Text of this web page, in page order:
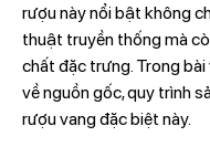
rượu này nổi bật không
thuật truyền thống mà
chất đặc trưng. Trong
về nguồn gốc, quy trình
rượu vang đặc biệt này.